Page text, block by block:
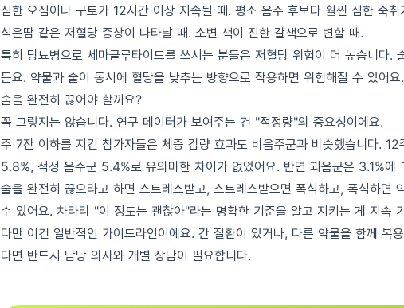
심한 오심이나 구토가 12시간 이상 지속될 때. 평소 음주 후보다 훨씬 심한 숙
식은땀 같은 저혈당 증상이 나타날 때. 소변 색이 진한 갈색으로 변할 때.
특히 당뇨병으로 세마글루타이드를 쓰시는 분들은 저혈당 위험이 더 높습니다.
든요. 약물과 술이 동시에 혈당을 낮추는 방향으로 작용하면 위험해질 수 있어요.
술을 완전히 끊어야 할까요?
꼭 그렇지는 않습니다. 연구 데이터가 보여주는 건 "적정량"의 중요성이에요.
주 7잔 이하를 지킨 참가자들은 체중 감량 효과도 비음주군과 비슷했습니다.
5.8%, 적정 음주군 5.4%로 유의미한 차이가 없었어요. 반면 과음군은 3.1%에
술을 완전히 끊으라고 하면 스트레스받고, 스트레스받으면 폭식하고, 폭식하면
수 있어요. 차라리 "이 정도는 괜찮아"라는 명확한 기준을 알고 지키는 게 지속
다만 이건 일반적인 가이드라인이에요. 간 질환이 있거나, 다른 약물을 함께 복
다면 반드시 담당 의사와 개별 상담이 필요합니다.